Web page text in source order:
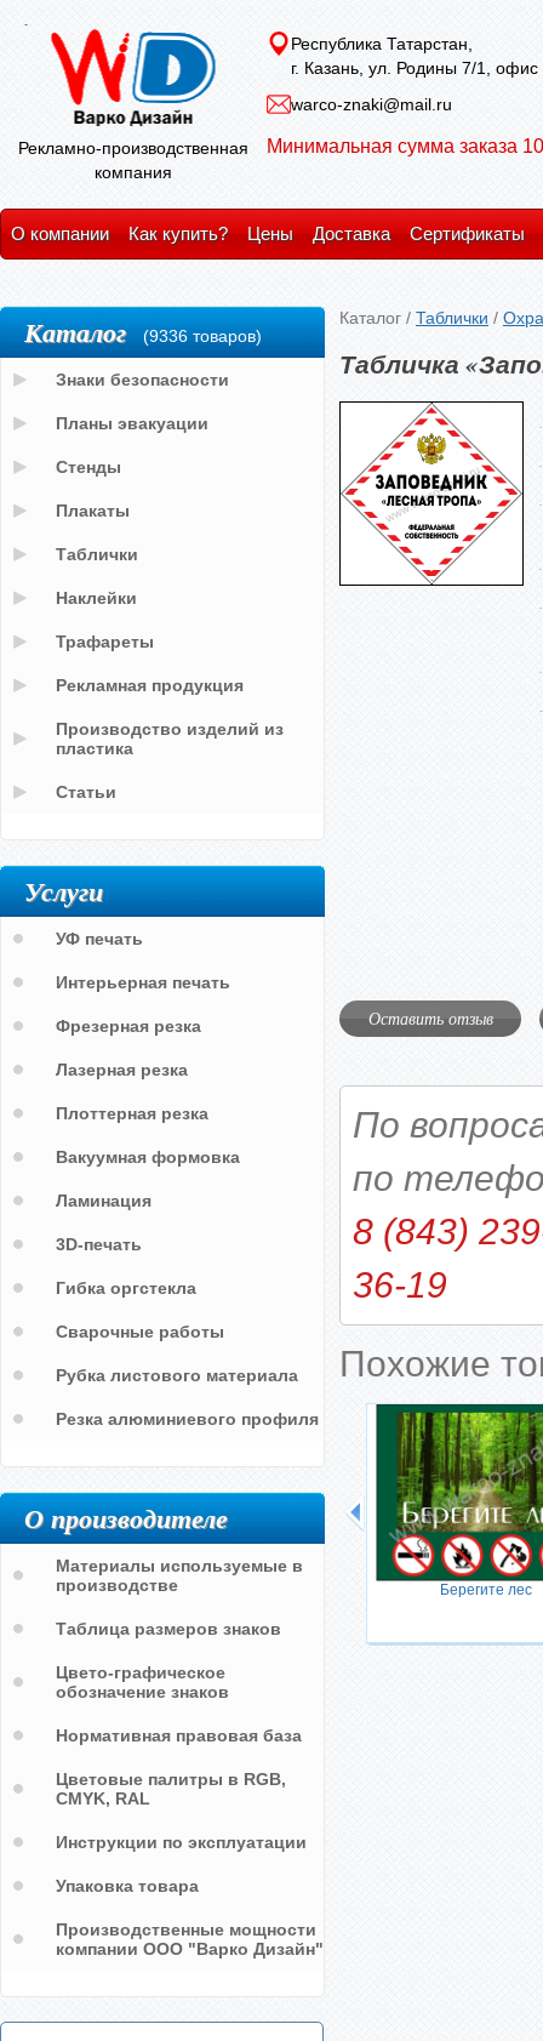
Рекламно-производственная
компания
Республика Татарстан,
г. Казань, ул. Родины 7/1, офис
warco-znaki@mail.ru
Минимальная сумма заказа
О компании Как купить? Цены Доставка Сертификаты
Каталог / Таблички /
Табличка
Оставить отзыв
По
по
8 (843)
36-19
Похожие
Берегите лес
Каталог (9336 товаров)
Знаки безопасности
Планы эвакуации
Стенды
Плакаты
Таблички
Наклейки
Трафареты
Рекламная продукция
Производство изделий из
пластика
Статьи
Услуги
УФ печать
Интерьерная печать
Фрезерная резка
Лазерная резка
Плоттерная резка
Вакуумная формовка
Ламинация
3D-печать
Гибка оргстекла
Сварочные работы
Рубка листового материала
Резка алюминиевого профиля
О производителе
Материалы используемые в
производстве
Таблица размеров знаков
Цвето-графическое
обозначение знаков
Нормативная правовая база
Цветовые палитры в RGB,
CMYK, RAL
Инструкции по эксплуатации
Упаковка товара
Производственные мощности
компании ООО "Варко Дизайн"